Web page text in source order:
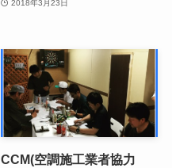
2018年3月23日
CCM(空調施工業者協力